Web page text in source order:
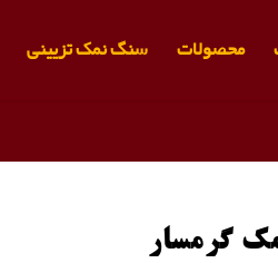
محصولات سنگ نمک تزیینی
گرمسار